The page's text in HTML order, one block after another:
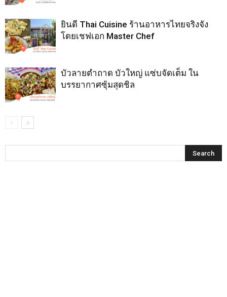
ยินดี Thai Cuisine ร้านอาหารไทยจริงจัง
โดยเชฟเอก Master Chef
บัวลายตำถาด บัวใหญ่ แซ่บจัดเต็ม ใน
บรรยากาศซุ้มสุดชิล